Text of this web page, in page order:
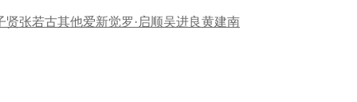
贤张若古其他爱新觉罗·启顺吴进良黄建南